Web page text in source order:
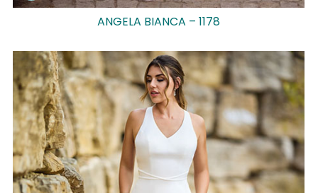
ANGELA BIANCA – 1178